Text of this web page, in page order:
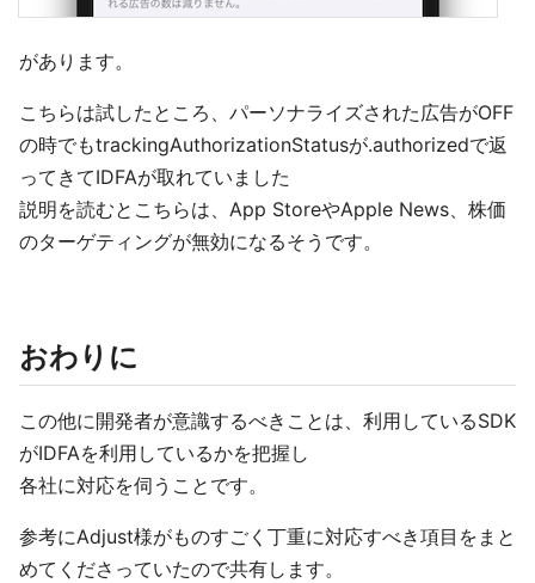
があります。
こちらは試したところ、パーソナライズされた広告がOFF
の時でもtrackingAuthorizationStatusが.authorizedで返
ってきてIDFAが取れていました
説明を読むとこちらは、App StoreやApple News、株価
のターゲティングが無効になるそうです。
おわりに
この他に開発者が意識するべきことは、利用しているSDK
がIDFAを利用しているかを把握し
各社に対応を伺うことです。
参考にAdjust様がものすごく丁重に対応すべき項目をまと
めてくださっていたので共有します。